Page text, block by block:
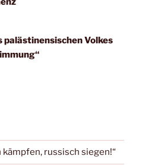
palästinensischen Volkes
russisch siegen!“